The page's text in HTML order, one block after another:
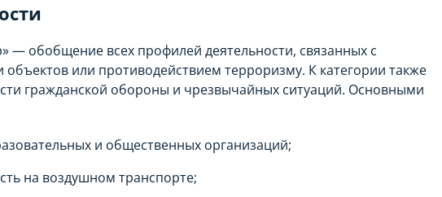
— обобщение всех профилей деятельности, связанных с
или противодействием терроризму. К категории также
гражданской обороны и чрезвычайных ситуаций. Основными
и общественных организаций;
на воздушном транспорте;